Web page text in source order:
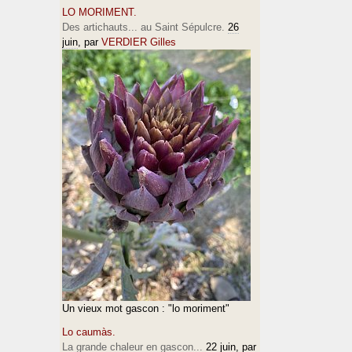
LO MORIMENT.
Des artichauts... au Saint Sépulcre. 26
juin, par VERDIER Gilles
Un vieux mot gascon : "lo moriment"
Lo caumàs.
La grande chaleur en gascon... 22 juin, par